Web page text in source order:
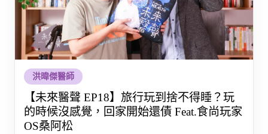
洪暐傑醫師
【未來醫聲 EP18】旅行玩到捨不得睡？玩
的時候沒感覺，回家開始還債 Feat.食尚玩家
OS桑阿松